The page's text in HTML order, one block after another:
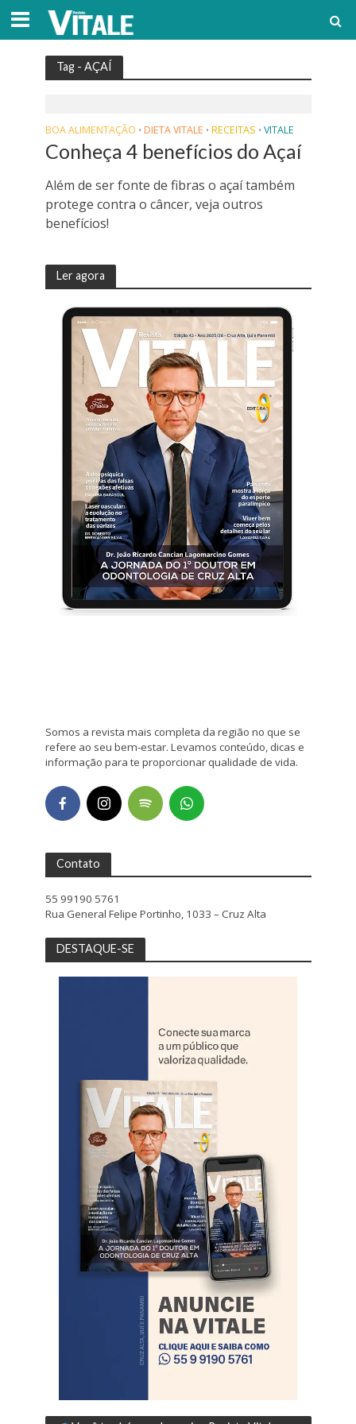
Tag - AÇAÍ
BOA ALIMENTAÇÃO • DIETA VITALE • RECEITAS • VITALE
Conheça 4 benefícios do Açaí
Além de ser fonte de fibras o açaí também
protege contra o câncer, veja outros
benefícios!
Ler agora
Somos a revista mais completa da região no que se
refere ao seu bem-estar. Levamos conteúdo, dicas e
informação para te proporcionar qualidade de vida.
Contato
55 99190 5761
Rua General Felipe Portinho, 1033 – Cruz Alta
DESTAQUE-SE